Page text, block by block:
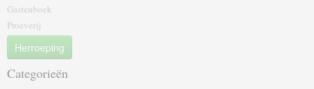
Gastenboek
Proeverij
Herroeping
Categorieën